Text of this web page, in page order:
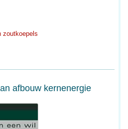
zoutkoepels
afbouw kernenergie